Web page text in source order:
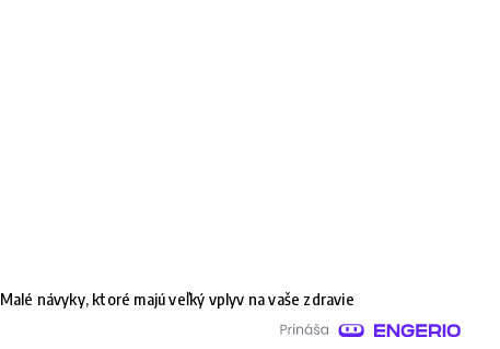
Malé návyky, ktoré majú veľký vplyv na vaše zdravie